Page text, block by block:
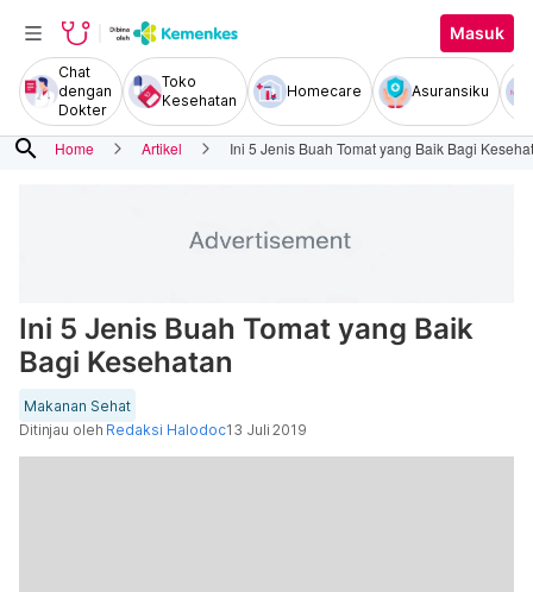
Masuk
Chat
dengan
Dokter
Toko
Kesehatan
Homecare Asuransiku
search Home Artikel Ini 5 Jenis Buah Tomat yang Baik Bagi
Ini 5 Jenis Buah Tomat yang Baik
Bagi Kesehatan
Makanan Sehat
Ditinjau oleh Redaksi Halodoc13 Juli 2019